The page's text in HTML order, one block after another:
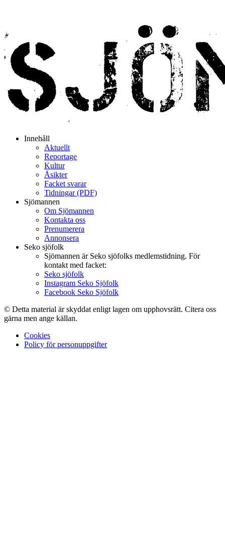
Innehåll
Aktuellt
Reportage
Kultur
Åsikter
Facket svarar
Tidningar (PDF)
Sjömannen
Om Sjömannen
Kontakta oss
Prenumerera
Annonsera
Seko sjöfolk
Sjömannen är Seko sjöfolks medlemstidning. För
kontakt med facket:
Seko sjöfolk
Instagram Seko Sjöfolk
Facebook Seko Sjöfolk
© Detta material är skyddat enligt lagen om upphovsrätt. Citera oss
gärna men ange källan.
Cookies
Policy för personuppgifter